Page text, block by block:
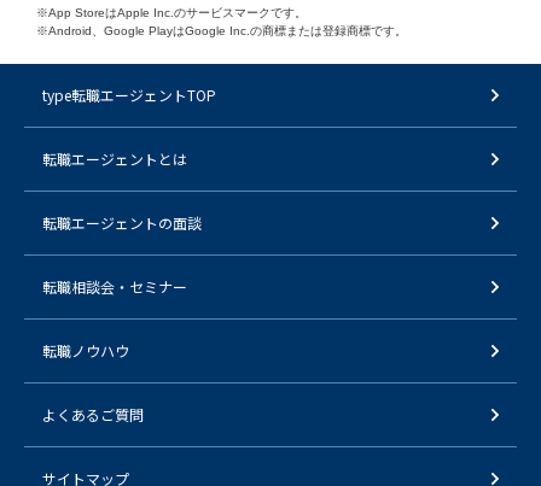
※App StoreはApple Inc.のサービスマークです。
※Android、Google PlayはGoogle Inc.の商標または登録商標です。
type転職エージェントTOP
転職エージェントとは
転職エージェントの面談
転職相談会・セミナー
転職ノウハウ
よくあるご質問
サイトマップ